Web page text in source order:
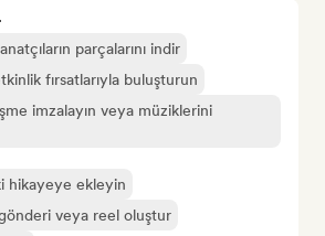
parçalarını indir
fırsatlarıyla buluşturun
imzalayın veya müziklerini
hikayeye ekleyin
veya reel oluştur